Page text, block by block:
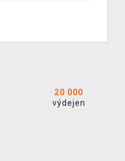
20 000
výdejen